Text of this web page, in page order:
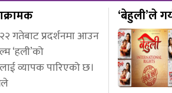
गतेबाट प्रदर्शनमा आउन
‘हली’को
व्यापक पारिएको छ।
‘बेहुली’ले